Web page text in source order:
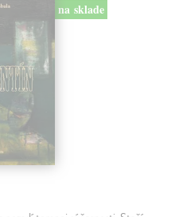
na sklade